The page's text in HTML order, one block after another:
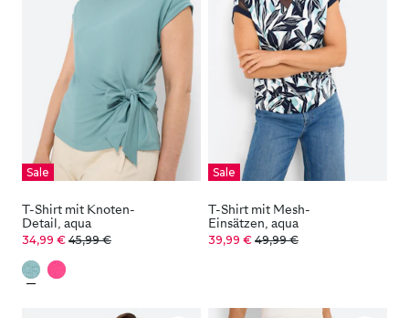
Sale
T-Shirt mit Knoten-
Detail, aqua
34,99 € 45,99 €
Sale
T-Shirt mit Mesh-
Einsätzen, aqua
39,99 € 49,99 €